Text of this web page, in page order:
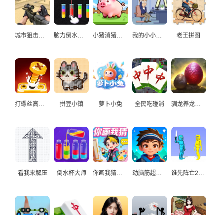
城市狙击手游戏 脑力倒水挑战 小猪消猪猪游戏 我的小小人生 老王拼图
打螺丝高手益智游戏 拼豆小镇 萝卜小兔 全民吃碰消 驯龙养龙孵化高手
看我来解压 倒水杯大师